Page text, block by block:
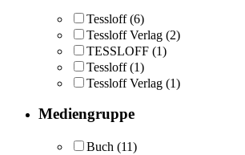
Tessloff (6)
Tessloff Verlag (2)
TESSLOFF (1)
Tessloff(1)
Tessloff Verlag (1)
Mediengruppe
Buch (11)